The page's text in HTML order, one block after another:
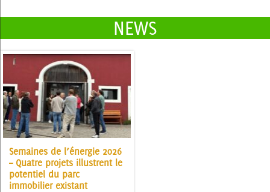
NEWS
Semaines de l’énergie 2026
– Quatre projets illustrent le
potentiel du parc
immobilier existant